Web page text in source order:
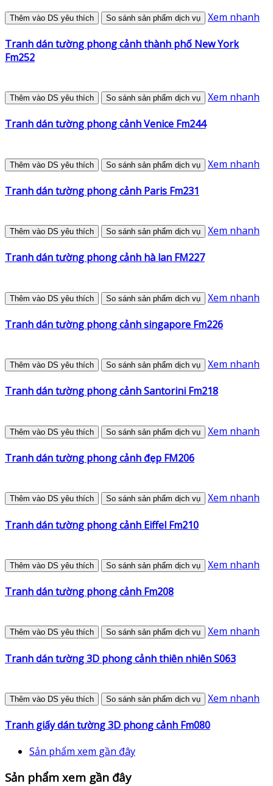
Thêm vào DS yêu thích So sánh sản phẩm dịch vụ Xem nhanh
Tranh dán tường phong cảnh thành phố New York
Fm252
Thêm vào DS yêu thích So sánh sản phẩm dịch vụ Xem nhanh
Tranh dán tường phong cảnh Venice Fm244
Thêm vào DS yêu thích So sánh sản phẩm dịch vụ Xem nhanh
Tranh dán tường phong cảnh Paris Fm231
Thêm vào DS yêu thích So sánh sản phẩm dịch vụ Xem nhanh
Tranh dán tường phong cảnh hà lan FM227
Thêm vào DS yêu thích So sánh sản phẩm dịch vụ Xem nhanh
Tranh dán tường phong cảnh singapore Fm226
Thêm vào DS yêu thích So sánh sản phẩm dịch vụ Xem nhanh
Tranh dán tường phong cảnh Santorini Fm218
Thêm vào DS yêu thích So sánh sản phẩm dịch vụ Xem nhanh
Tranh dán tường phong cảnh đẹp FM206
Thêm vào DS yêu thích So sánh sản phẩm dịch vụ Xem nhanh
Tranh dán tường phong cảnh Eiffel Fm210
Thêm vào DS yêu thích So sánh sản phẩm dịch vụ Xem nhanh
Tranh dán tường phong cảnh Fm208
Thêm vào DS yêu thích So sánh sản phẩm dịch vụ Xem nhanh
Tranh dán tường 3D phong cảnh thiên nhiên S063
Thêm vào DS yêu thích So sánh sản phẩm dịch vụ Xem nhanh
Tranh giấy dán tường 3D phong cảnh Fm080
Sản phẩm xem gần đây
Sản phẩm xem gần đây